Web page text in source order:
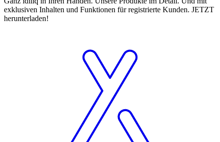
exklusiven Inhalten und Funktionen für registrierte Kunden. JETZT
herunterladen!